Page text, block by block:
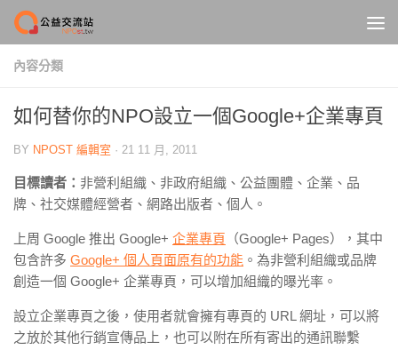
Skip to content
內容分類
如何替你的NPO設立一個Google+企業專頁
BY NPOST 編輯室 · 21 11 月, 2011
目標讀者： 非營利組織、非政府組織、公益團體、企業、品
牌、社交媒體經營者、網路出版者、個人。
上周 Google 推出 Google+ 企業專頁 （Google+ Pages），其中
包含許多 Google+ 個人頁面原有的功能 。為非營利組織或品牌
創造一個 Google+ 企業專頁，可以增加組織的曝光率。
設立企業專頁之後，使用者就會擁有專頁的 URL 網址，可以將
之放於其他行銷宣傳品上，也可以附在所有寄出的通訊聯繫